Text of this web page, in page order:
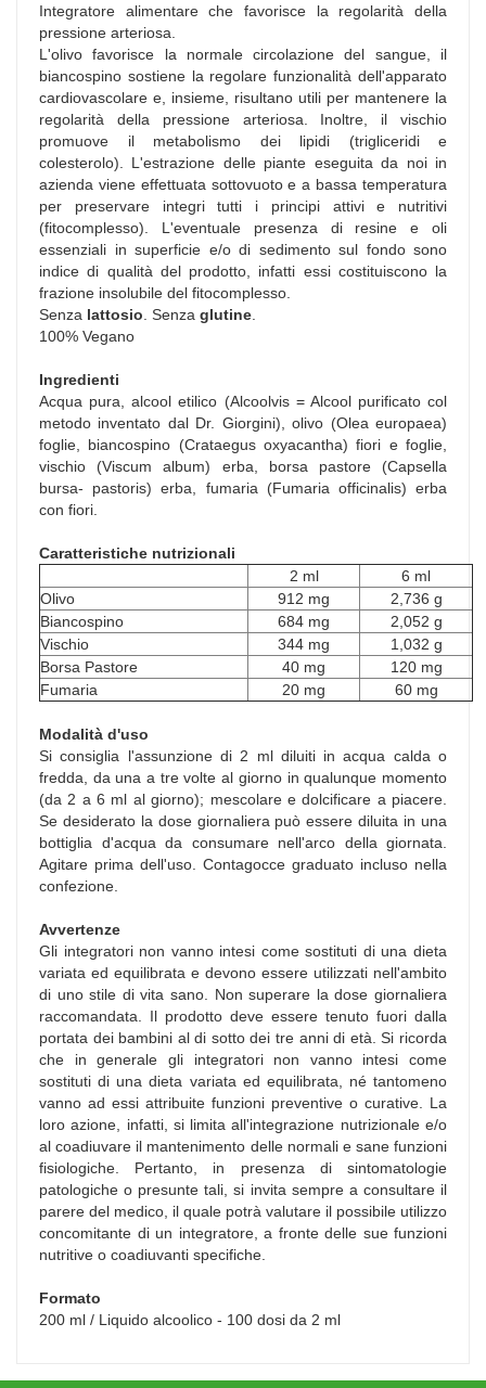
Integratore alimentare che favorisce la regolarità della
pressione arteriosa.
L'olivo favorisce la normale circolazione del sangue, il
biancospino sostiene la regolare funzionalità dell'apparato
cardiovascolare e, insieme, risultano utili per mantenere la
regolarità della pressione arteriosa. Inoltre, il vischio
promuove il metabolismo dei lipidi (trigliceridi e
colesterolo). L'estrazione delle piante eseguita da noi in
azienda viene effettuata sottovuoto e a bassa temperatura
per preservare integri tutti i principi attivi e nutritivi
(fitocomplesso). L'eventuale presenza di resine e oli
essenziali in superficie e/o di sedimento sul fondo sono
indice di qualità del prodotto, infatti essi costituiscono la
frazione insolubile del fitocomplesso.
Senza lattosio . Senza glutine
100% Vegano
Ingredienti
Acqua pura, alcool etilico (Alcoolvis = Alcool purificato col
metodo inventato dal Dr. Giorgini), olivo (Olea europaea)
foglie, biancospino (Crataegus oxyacantha) fiori e foglie,
vischio (Viscum album) erba, borsa pastore (Capsella
bursa- pastoris) erba, fumaria (Fumaria officinalis) erba
con fiori.
Caratteristiche nutrizionali
2 ml
6 ml
Olivo
912 mg
2,736 g
Biancospino
684 mg
2,052 g
Vischio
344 mg
1,032 g
Borsa Pastore
40 mg
120 mg
Fumaria
20 mg 60 mg
Modalità d'uso
Si consiglia l'assunzione di 2 ml diluiti in acqua calda o
fredda, da una a tre volte al giorno in qualunque momento
(da 2 a 6 ml al giorno); mescolare e dolcificare a piacere.
Se desiderato la dose giornaliera può essere diluita in una
bottiglia d'acqua da consumare nell'arco della giornata.
Agitare prima dell'uso. Contagocce graduato incluso nella
confezione.
Avvertenze
Gli integratori non vanno intesi come sostituti di una dieta
variata ed equilibrata e devono essere utilizzati nell'ambito
di uno stile di vita sano. Non superare la dose giornaliera
raccomandata. Il prodotto deve essere tenuto fuori dalla
portata dei bambini al di sotto dei tre anni di età. Si ricorda
che in generale gli integratori non vanno intesi come
sostituti di una dieta variata ed equilibrata, né tantomeno
vanno ad essi attribuite funzioni preventive o curative. La
loro azione, infatti, si limita all'integrazione nutrizionale e/o
al coadiuvare il mantenimento delle normali e sane funzioni
fisiologiche. Pertanto, in presenza di sintomatologie
patologiche o presunte tali, si invita sempre a consultare il
parere del medico, il quale potrà valutare il possibile utilizzo
concomitante di un integratore, a fronte delle sue funzioni
nutritive o coadiuvanti specifiche.
Formato
200 ml / Liquido alcoolico - 100 dosi da 2 ml